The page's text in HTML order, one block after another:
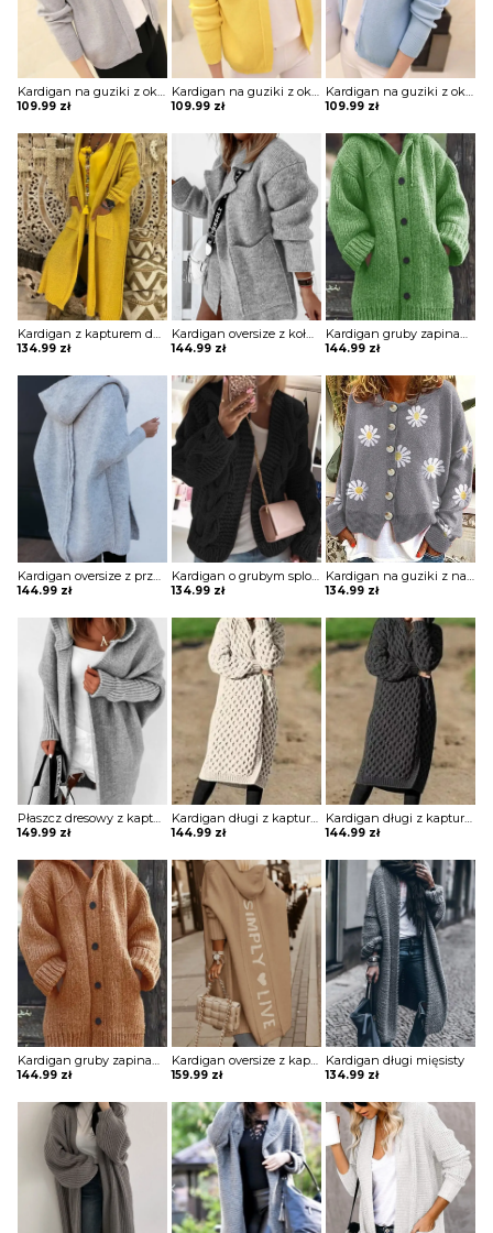
109.99 zł 109.99 zł 109.99 zł
134.99 zł
Kardigan oversize z kołnierzem i kieszeniami
144.99 zł 144.99 zł
144.99 zł
Kardigan o grubym splocie
134.99 zł 134.99 zł
149.99 zł
Kardigan długi z kapturem o waflowej strukturze
144.99 zł
Kardigan długi z kapturem o waflowej strukturze
144.99 zł
144.99 zł
Kardigan oversize z kapturem i nadrukiem na plecach
159.99 zł
Kardigan długi mięsisty
134.99 zł